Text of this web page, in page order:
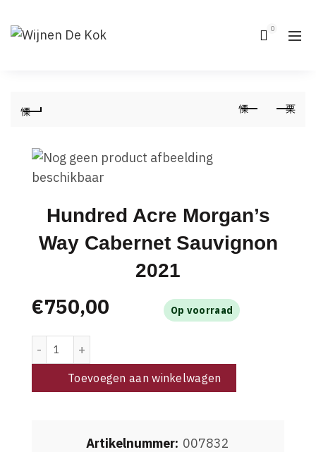
0
Hundred Acre Morgan’s
Way Cabernet Sauvignon
2021
€750,00 Op voorraad
Toevoegen aan winkelwagen
Artikelnummer: 007832